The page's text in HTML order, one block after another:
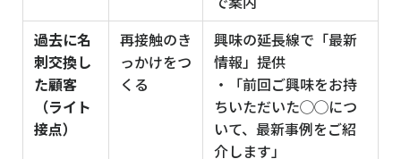
過去に名
刺交換し
た顧客
（ライト
接点）
再接触のき
っかけをつ
くる
興味の延長線で「最新
情報」提供
・「前回ご興味をお持
ちいただいた◯◯につ
いて、最新事例をご紹
介します」